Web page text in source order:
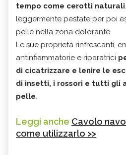
tempo come cerotti naturali
leggermente pestate per poi
pelle nella zona dolorante.
Le sue proprietà rinfrescanti,
antinfiammatorie e riparatrici
di cicatrizzare e lenire le
di insetti, i rossori e tutti gli
pelle.
Leggi anche Cavolo
come utilizzarlo >>